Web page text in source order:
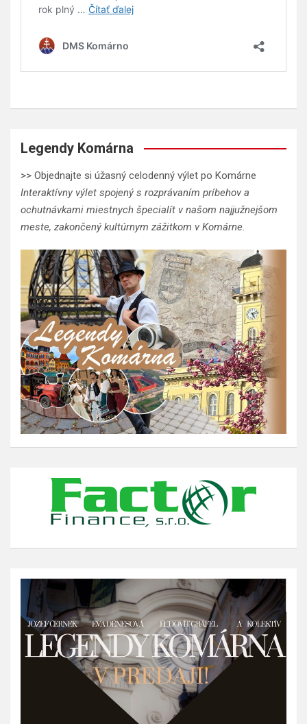
Legendy Komárna
>> Objednajte si úžasný celodenný výlet po Komárne
Interaktívny výlet spojený s rozprávaním príbehov a
ochutnávkami miestnych špecialít v našom najjužnejšom
meste, zakončený kultúrnym zážitkom v Komárne.